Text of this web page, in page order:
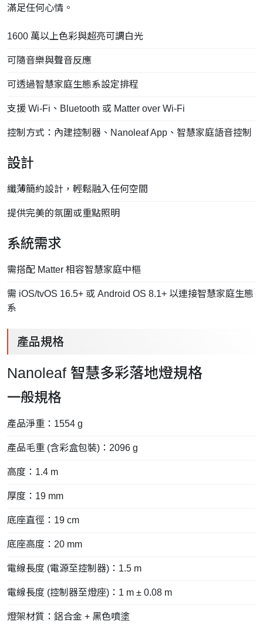
滿足任何心情。
1600 萬以上色彩與超亮可調白光
可隨音樂與聲音反應
可透過智慧家庭生態系設定排程
支援 Wi-Fi、Bluetooth 或 Matter over Wi-Fi
控制方式：內建控制器、Nanoleaf App、智慧家庭語音控制
設計
纖薄簡約設計，輕鬆融入任何空間
提供完美的氛圍或重點照明
系統需求
需搭配 Matter 相容智慧家庭中樞
需 iOS/tvOS 16.5+ 或 Android OS 8.1+ 以連接智慧家庭生態
系
產品規格
Nanoleaf 智慧多彩落地燈規格
一般規格
產品淨重：1554 g
產品毛重 (含彩盒包裝)：2096 g
高度：1.4 m
厚度：19 mm
底座直徑：19 cm
底座高度：20 mm
電線長度 (電源至控制器)：1.5 m
電線長度 (控制器至燈座)：1 m ± 0.08 m
燈架材質：鋁合金 + 黑色噴塗